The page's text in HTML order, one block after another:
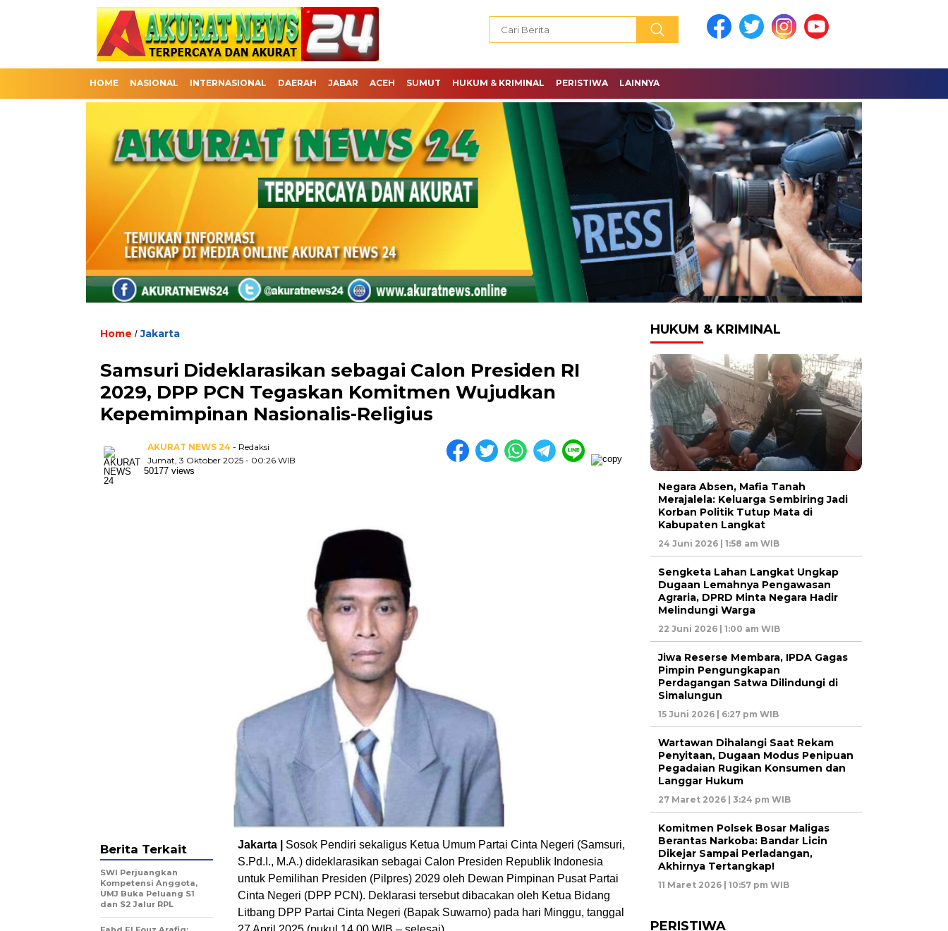
HOME NASIONAL INTERNASIONAL DAERAH JABAR ACEH SUMUT HUKUM & KRIMINAL PERISTIWA LAINNYA
Home /Jakarta
Samsuri Dideklarasikan sebagai Calon Presiden RI
2029, DPP PCN Tegaskan Komitmen Wujudkan
Kepemimpinan Nasionalis-Religius
AKURAT NEWS 24 - Redaksi
Jumat, 3 Oktober 2025 - 00:26 WIB
50177 views
Jakarta | Sosok Pendiri sekaligus Ketua Umum Partai Cinta Negeri (Samsuri,
S.Pd.I., M.A.) dideklarasikan sebagai Calon Presiden Republik Indonesia
untuk Pemilihan Presiden (Pilpres) 2029 oleh Dewan Pimpinan Pusat Partai
Cinta Negeri (DPP PCN). Deklarasi tersebut dibacakan oleh Ketua Bidang
Litbang DPP Partai Cinta Negeri (Bapak Suwarno) pada hari Minggu, tanggal
Berita Terkait
SWI Perjuangkan
Kompetensi Anggota,
UMJ Buka Peluang S1
dan S2 Jalur RPL
HUKUM & KRIMINAL
Negara Absen, Mafia Tanah
Merajalela: Keluarga Sembiring Jadi
Korban Politik Tutup Mata di
Kabupaten Langkat
24 Juni 2026 | 1:58 am WIB
Sengketa Lahan Langkat Ungkap
Dugaan Lemahnya Pengawasan
Agraria, DPRD Minta Negara Hadir
Melindungi Warga
22 Juni 2026 | 1:00 am WIB
Jiwa Reserse Membara, IPDA Gagas
Pimpin Pengungkapan
Perdagangan Satwa Dilindungi di
Simalungun
15 Juni 2026 | 6:27 pm WIB
Wartawan Dihalangi Saat Rekam
Penyitaan, Dugaan Modus Penipuan
Pegadaian Rugikan Konsumen dan
Langgar Hukum
27 Maret 2026 | 3:24 pm WIB
Komitmen Polsek Bosar Maligas
Berantas Narkoba: Bandar Licin
Dikejar Sampai Perladangan,
Akhirnya Tertangkap!
11 Maret 2026 | 10:57 pm WIB
PERISTIWA